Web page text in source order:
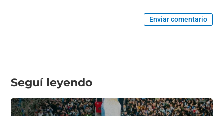
Enviar comentario
Seguí leyendo